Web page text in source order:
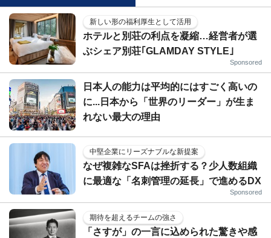
新しい形の福利厚生として活用
ホテルと別荘の利点を凝縮…経営者が選
ぶシェア別荘｢GLAMDAY STYLE｣
Sponsored
日本人の能力は平均的にはすごく高いの
に...日本から「世界のリーダー」が生ま
れない最大の理由
中堅企業にリーズナブルな新提案
なぜ複雑なSFAは挫折する？少人数組織
に最適な「名刺管理の延長」で進めるDX
Sponsored
期待を超えるチームの強さ
「さすが」の一言に込められた驚きや感